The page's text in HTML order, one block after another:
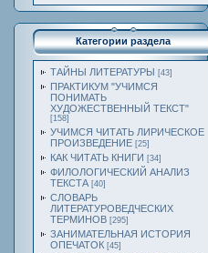
Категории раздела
ТАЙНЫ ЛИТЕРАТУРЫ [43]
ПРАКТИКУМ "УЧИМСЯ
ПОНИМАТЬ
ХУДОЖЕСТВЕННЫЙ ТЕКСТ"
[158]
УЧИМСЯ ЧИТАТЬ ЛИРИЧЕСКОЕ
ПРОИЗВЕДЕНИЕ [25]
КАК ЧИТАТЬ КНИГИ [34]
ФИЛОЛОГИЧЕСКИЙ АНАЛИЗ
ТЕКСТА [40]
СЛОВАРЬ
ЛИТЕРАТУРОВЕДЧЕСКИХ
ТЕРМИНОВ [295]
ЗАНИМАТЕЛЬНАЯ ИСТОРИЯ
ОПЕЧАТОК [45]